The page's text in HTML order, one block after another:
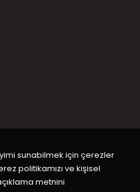
sunabilmek için çerezler
politikamızı ve kişisel
metnini